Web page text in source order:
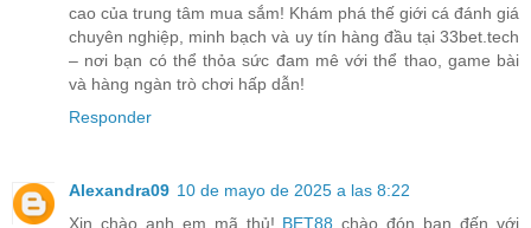
cao của trung tâm mua sắm! Khám phá thế giới cá đánh giá
chuyên nghiệp, minh bạch và uy tín hàng đầu tại 33bet.tech
– nơi bạn có thể thỏa sức đam mê với thể thao, game bài
và hàng ngàn trò chơi hấp dẫn!
Responder
Alexandra09 10 de mayo de 2025 a las 8:22
Xin chào anh em mã thủ! BET88 chào đón bạn đến với